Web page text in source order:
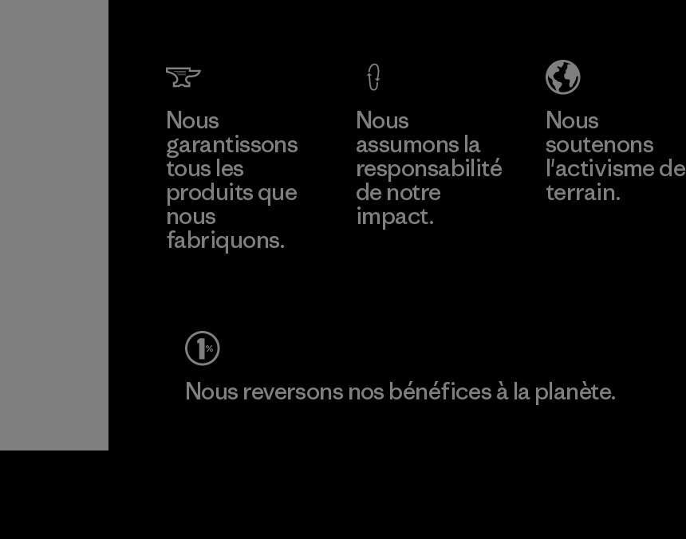
Divisions)
Nous
garantissons
tous les
produits que
nous
fabriquons.
Nous
assumons la
responsabilité
de notre
impact.
Nous
soutenons
l'activisme de
terrain.
Nous reversons nos bénéfices à la planète.